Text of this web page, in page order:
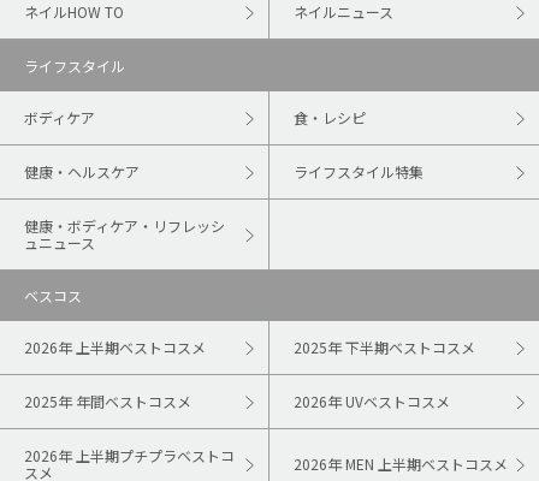
ネイルHOW TO ネイルニュース
ライフスタイル
ボディケア 食・レシピ
健康・ヘルスケア ライフスタイル特集
健康・ボディケア・リフレッシ
ュニュース
ベスコス
2026年 上半期ベストコスメ 2025年 下半期ベストコスメ
2025年 年間ベストコスメ 2026年 UVベストコスメ
2026年 上半期プチプラベストコ
スメ
2026年 MEN 上半期ベストコスメ